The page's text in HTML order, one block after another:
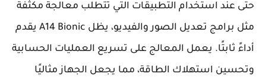
حتى عند استخدام التطبيقات التي تتطلب معالجة مكثفة
مثل برامج تعديل الصور والفيديو، يظل A14 Bionic يقدم
أداءً ثابتًا. يعمل المعالج على تسريع العمليات الحسابية
وتحسين استهلاك الطاقة، مما يجعل الجهاز مثاليًا